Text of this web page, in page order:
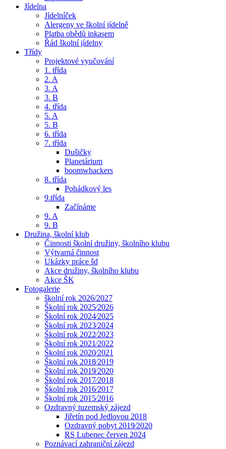
Jídelna
Jídelníček
Alergeny ve školní jídelně
Platba obědů inkasem
Řád školní jídelny
Třídy
Projektové vyučování
1. třída
2. A
3. A
3. B
4. třída
5. A
5. B
6. třída
7. třída
Dušičky
Planetárium
boomwhackers
8. třída
Pohádkový les
9.třída
Začínáme
9. A
9. B
Družina, školní klub
Činnosti školní družiny, školního klubu
Výtvarná činnost
Ukázky práce šd
Akce družiny, školního klubu
Akce ŠK
Fotogalerie
školní rok 2026/2027
Školní rok 2025⁄2026
Školní rok 2024⁄2025
Školní rok 2023⁄2024
Školní rok 2022⁄2023
Školní rok 2021⁄2022
Školní rok 2020⁄2021
Školní rok 2018⁄2019
Školní rok 2019⁄2020
Školní rok 2017⁄2018
Školní rok 2016⁄2017
Školní rok 2015⁄2016
Ozdravný tuzemský zájezd
Jiřetín pod Jedlovou 2018
Ozdravný pobyt 2019⁄2020
RS Lubenec červen 2024
Poznávací zahraniční zájezd